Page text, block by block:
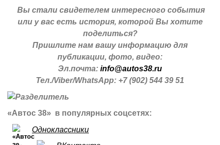
Вы стали свидетелем интересного события
или у вас есть история, которой Вы хотите
поделиться?
Пришлите нам вашу информацию для
публикации, фото, видео:
Эл.почта: info@autos38.ru
Тел./Viber/WhatsApp: +7 (902) 544 39 51
«Автос 38» в популярных соцсетях:
Одноклассники